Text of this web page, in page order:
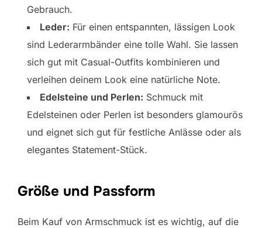
Gebrauch.
Leder: Für einen entspannten, lässigen Look
sind Lederarmbänder eine tolle Wahl. Sie lassen
sich gut mit Casual-Outfits kombinieren und
verleihen deinem Look eine natürliche Note.
Edelsteine und Perlen: Schmuck mit
Edelsteinen oder Perlen ist besonders glamourös
und eignet sich gut für festliche Anlässe oder als
elegantes Statement-Stück.
Größe und Passform
Beim Kauf von Armschmuck ist es wichtig, auf die